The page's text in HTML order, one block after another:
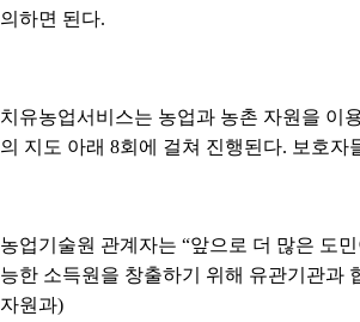
의하면 된다.
치유농업서비스는 농업과 농촌 자원을 이
의 지도 아래 8회에 걸쳐 진행된다. 보호
농업기술원 관계자는 “앞으로 더 많은 도
능한 소득원을 창출하기 위해 유관기관과
자원과)